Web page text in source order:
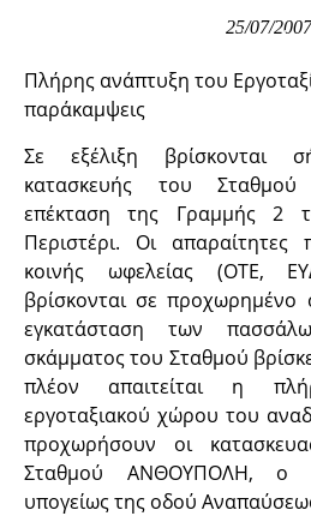
και κυκλοφοριακές παράκαμψεις
25/07/2007
Πλήρης ανάπτυξη του
παράκαμψεις
Σε εξέλιξη βρίσκονται
κατασκευής του
επέκταση της Γραμμής 2
Περιστέρι. Οι απαραίτητες
κοινής ωφελείας (ΟΤΕ,
βρίσκονται σε προχωρημένο
εγκατάσταση των
σκάμματος του Σταθμού
πλέον απαιτείται η
εργοταξιακού χώρου του
προχωρήσουν οι
Σταθμού ΑΝΘΟΥΠΟΛΗ, ο
υπογείως της οδού